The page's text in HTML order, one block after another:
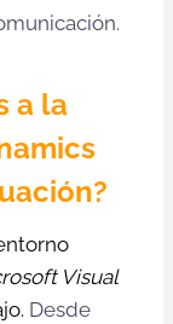
a la
Visual
Desde